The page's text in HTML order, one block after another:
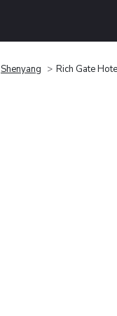
Shenyang Rich Gate